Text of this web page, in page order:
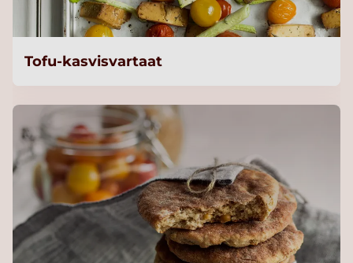
Tofu-kasvisvartaat